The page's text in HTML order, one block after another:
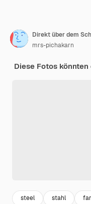
Direkt über dem
mrs-pichakarn
Diese Fotos
steel stahl